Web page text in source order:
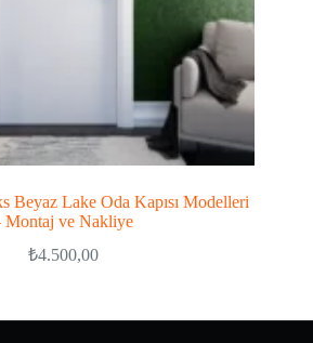
Beyaz Lake Oda Kapısı Modelleri
Montaj ve Nakliye
₺4.500,00